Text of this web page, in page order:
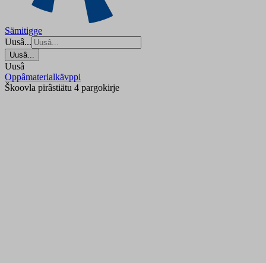
Sämitigge
Uusâ...
Uusâ...
Uusâ
Oppâmaterialkävppi
Škoovla pirâstiätu 4 pargokirje